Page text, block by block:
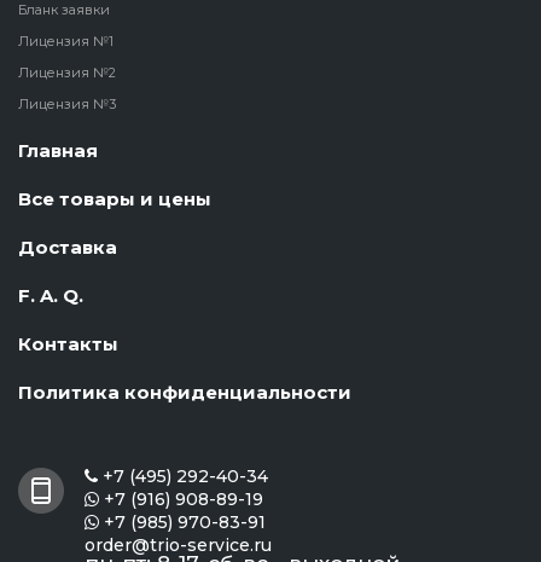
Бланк заявки
Лицензия №1
Лицензия №2
Лицензия №3
Главная
Все товары и цены
Доставка
F. A. Q.
Контакты
Политика конфиденциальности
 +7 (495) 292-40-34
 +7 (916) 908-89-19
 +7 (985) 970-83-91
order@trio-service.ru